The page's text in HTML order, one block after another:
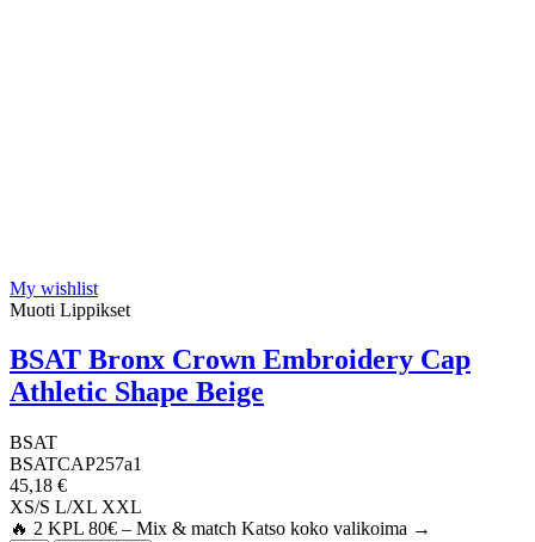
My wishlist
Muoti Lippikset
BSAT Bronx Crown Embroidery Cap
Athletic Shape Beige
BSAT
BSATCAP257a1
45,18 €
XS/S L/XL XXL
🔥 2 KPL 80€ – Mix & match Katso koko valikoima →